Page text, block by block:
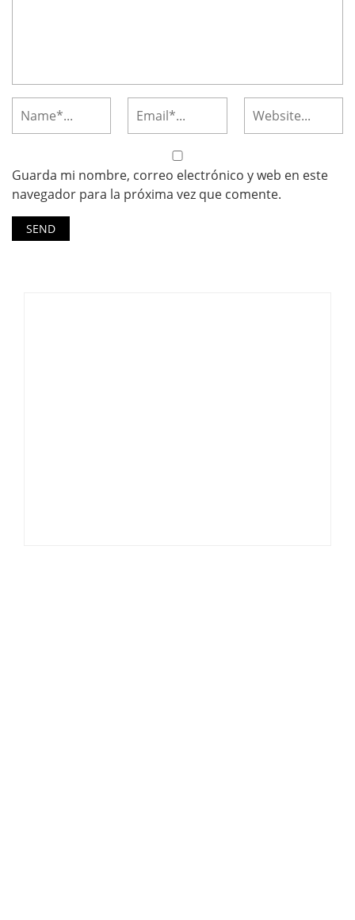
Guarda mi nombre, correo electrónico y web en este
navegador para la próxima vez que comente.